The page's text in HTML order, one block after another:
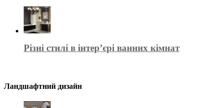
Різні стилі в інтер’єрі ванних кімнат
Ландшафтний дизайн